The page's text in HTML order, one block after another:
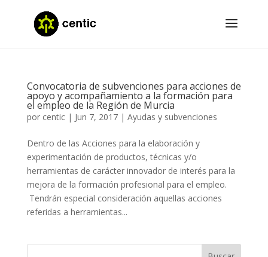
Convocatoria de subvenciones para acciones de
apoyo y acompañamiento a la formación para
el empleo de la Región de Murcia
por centic| Jun 7, 2017| Ayudas y subvenciones
Dentro de las Acciones para la elaboración y
experimentación de productos, técnicas y/o
herramientas de carácter innovador de interés para la
mejora de la formación profesional para el empleo.
Tendrán especial consideración aquellas acciones
referidas a herramientas...